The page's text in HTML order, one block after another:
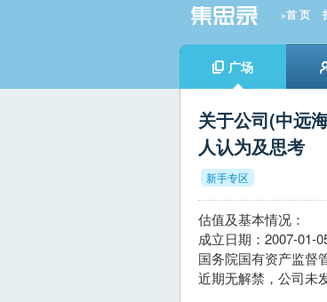
»首 页
广场
关于公司(中远
人认为及思考
新手专区
估值及基本情况：
成立日期：2007-01-
国务院国有资产监督
近期无解禁，公司未